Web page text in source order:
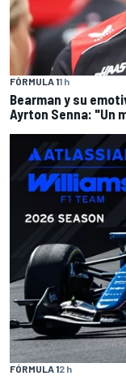
FÓRMULA 11 h
Bearman y su
Ayrton Senna: "Un
FÓRMULA 12 h